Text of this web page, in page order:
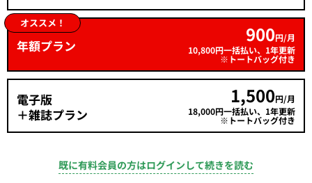
オススメ！
年額プラン 900円/月
10,800円一括払い、1年更新
※トートバッグ付き
電子版
＋雑誌プラン
1,500円/月
18,000円一括払い、1年更新
※トートバッグ付き
既に有料会員の方はログインして続きを読む